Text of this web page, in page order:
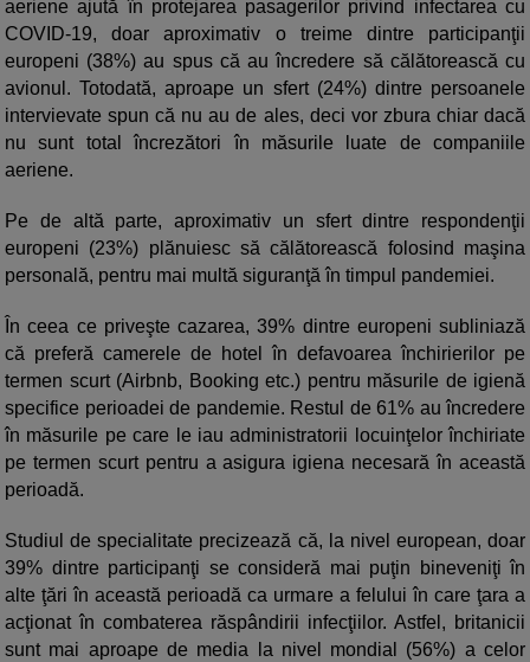
aeriene ajută în protejarea pasagerilor privind infectarea cu
COVID-19, doar aproximativ o treime dintre participanţii
europeni (38%) au spus că au încredere să călătorească cu
avionul. Totodată, aproape un sfert (24%) dintre persoanele
intervievate spun că nu au de ales, deci vor zbura chiar dacă
nu sunt total încrezători în măsurile luate de companiile
aeriene.
Pe de altă parte, aproximativ un sfert dintre respondenţii
europeni (23%) plănuiesc să călătorească folosind maşina
personală, pentru mai multă siguranţă în timpul pandemiei.
În ceea ce priveşte cazarea, 39% dintre europeni subliniază
că preferă camerele de hotel în defavoarea închirierilor pe
termen scurt (Airbnb, Booking etc.) pentru măsurile de igienă
specifice perioadei de pandemie. Restul de 61% au încredere
în măsurile pe care le iau administratorii locuinţelor închiriate
pe termen scurt pentru a asigura igiena necesară în această
perioadă.
Studiul de specialitate precizează că, la nivel european, doar
39% dintre participanţi se consideră mai puţin bineveniţi în
alte ţări în această perioadă ca urmare a felului în care ţara a
acţionat în combaterea răspândirii infecţiilor. Astfel, britanicii
sunt mai aproape de media la nivel mondial (56%) a celor